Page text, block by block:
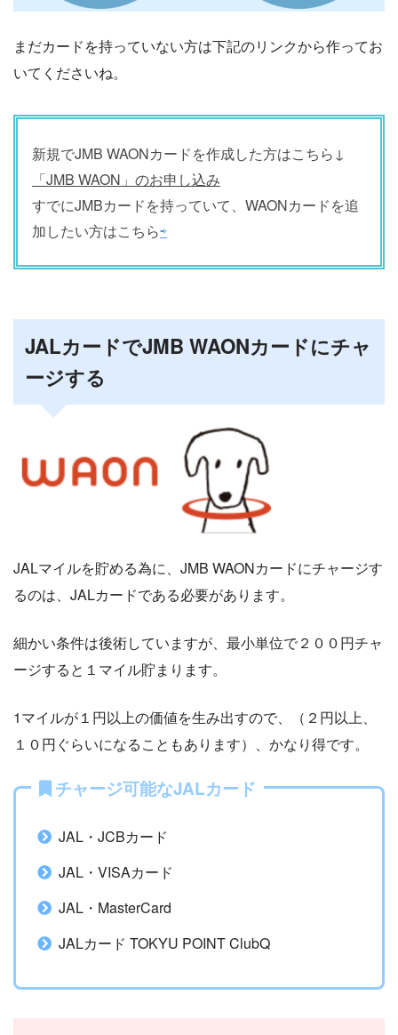
まだカードを持っていない方は下記のリンクから作ってお
いてくださいね。
新規でJMB WAONカードを作成した方はこちら↓
「JMB WAON」のお申し込み
すでにJMBカードを持っていて、WAONカードを追
加したい方はこちら⇨
JALカードでJMB WAONカードにチャ
ージする
JALマイルを貯める為に、JMB WAONカードにチャージす
るのは、JALカードである必要があります。
細かい条件は後術していますが、最小単位で２００円チャ
ージすると１マイル貯まります。
1マイルが１円以上の価値を生み出すので、（２円以上、
１０円ぐらいになることもあります）、かなり得です。
チャージ可能なJALカード
JAL・JCBカード
JAL・VISAカード
JAL・MasterCard
JALカード TOKYU POINT ClubQ